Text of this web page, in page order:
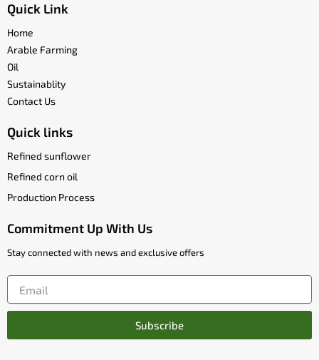
Quick Link
Home
Arable Farming
Oil
Sustainablity
Contact Us
Quick links
Refined sunflower
Refined corn oil
Production Process
Commitment Up With Us
Stay connected with news and exclusive offers
Email
Subscribe